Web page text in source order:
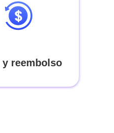
y reembolso